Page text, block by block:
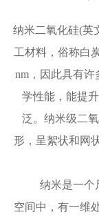
纳米二氧化硅(英
工材料，俗称白
nm，因此具有
学性能，能提
泛。纳米级二
形，呈絮状和网
纳米是一个尺
空间中，有一维